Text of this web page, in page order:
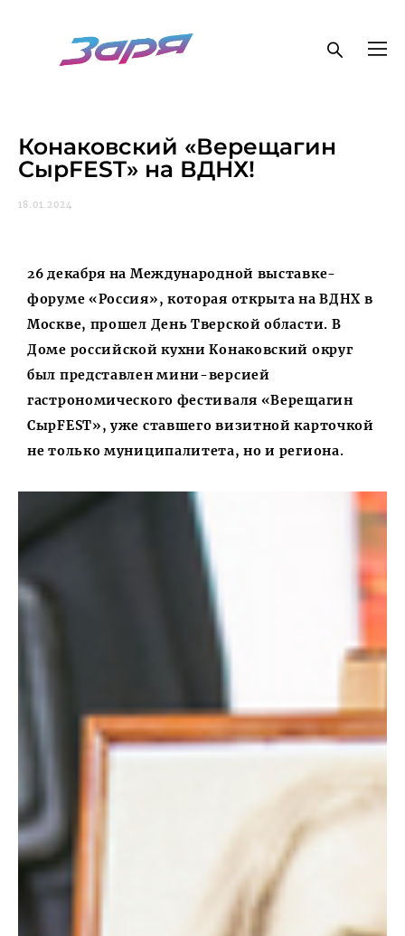
18.01.2024
Конаковский «Верещагин
СырFEST» на ВДНХ!
26 декабря на Международной выставке-
форуме «Россия», которая открыта на ВДНХ в
Москве, прошел День Тверской области. В
Доме российской кухни Конаковский округ
был представлен мини-версией
гастрономического фестиваля «Верещагин
СырFEST», уже ставшего визитной карточкой
не только муниципалитета, но и региона.